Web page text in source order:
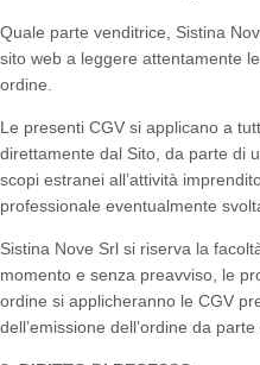
Quale parte venditrice, Sistina
sito web a leggere attentamente
ordine.
Le presenti CGV si applicano a
direttamente dal Sito, da parte di
scopi estranei all’attività
professionale eventualmente
Sistina Nove Srl si riserva la
momento e senza preavviso, le
ordine si applicheranno le CGV
dell’emissione dell’ordine da parte